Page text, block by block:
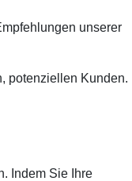
unserer
potenziellen Kunden.
Indem Sie Ihre